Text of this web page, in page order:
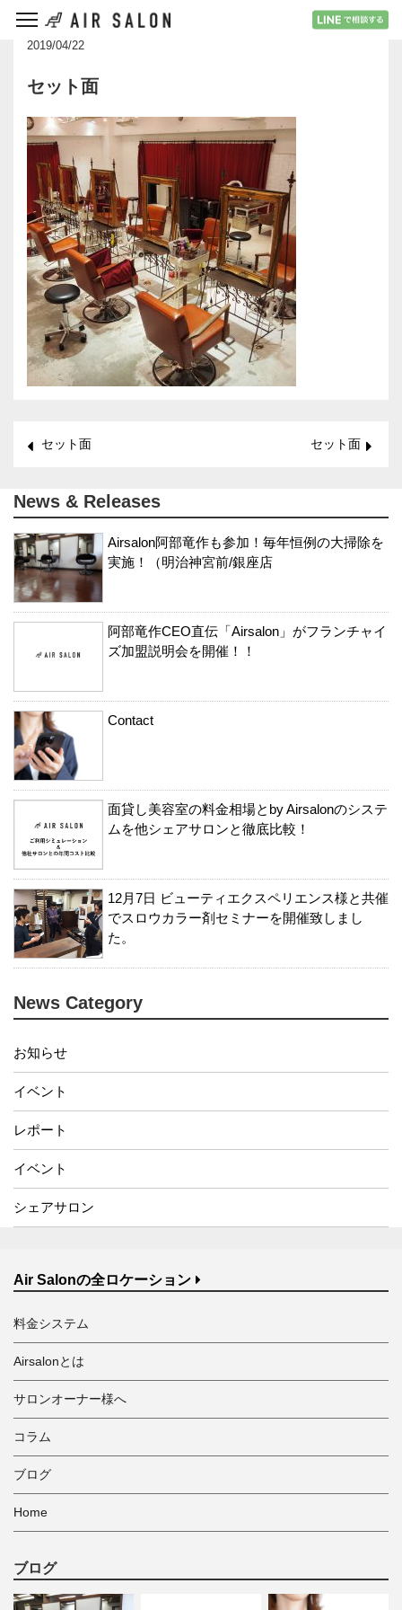
2019/04/22
セット面
セット面 セット面
News & Releases
Airsalon阿部竜作も参加！毎年恒例の大掃除を
実施！（明治神宮前/銀座店
阿部竜作CEO直伝「Airsalon」がフランチャイ
ズ加盟説明会を開催！！
Contact
面貸し美容室の料金相場とby Airsalonのシステ
ムを他シェアサロンと徹底比較！
12月7日 ビューティエクスペリエンス様と共催
でスロウカラー剤セミナーを開催致しまし
た。
News Category
お知らせ
イベント
レポート
イベント
シェアサロン
Air Salonの全ロケーション
料金システム
Airsalonとは
サロンオーナー様へ
コラム
ブログ
Home
ブログ